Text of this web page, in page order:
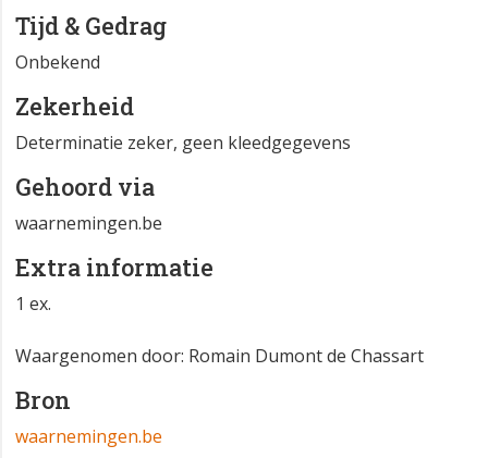
Tijd & Gedrag
Onbekend
Zekerheid
Determinatie zeker, geen kleedgegevens
Gehoord via
waarnemingen.be
Extra informatie
1 ex.
Waargenomen door: Romain Dumont de Chassart
Bron
waarnemingen.be